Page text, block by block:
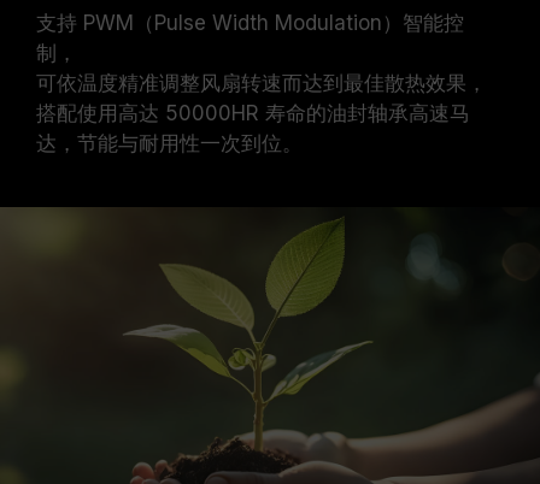
支持 PWM（Pulse Width Modulation）智能控
制，
可依温度精准调整风扇转速而达到最佳散热效果，
搭配使用高达 50000HR 寿命的油封轴承高速马
达，节能与耐用性一次到位。